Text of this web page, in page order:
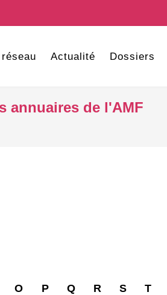
Actualité Dossiers
annuaires de l'AMF
O P Q R S T